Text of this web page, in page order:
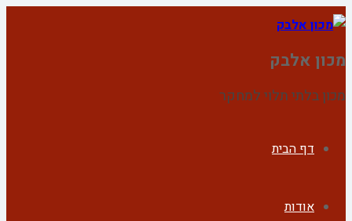
מכון אלבק
מכון בלתי תלוי למחקר
דף הבית
אודות